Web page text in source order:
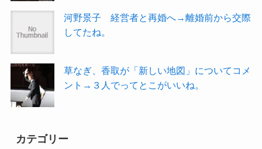
河野景子 経営者と再婚へ→離婚前から交際
してたね。
草なぎ、香取が「新しい地図」についてコメ
ント→３人でってとこがいいね。
カテゴリー